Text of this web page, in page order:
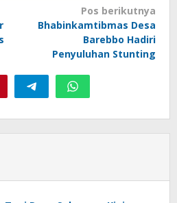
Pos berikutnya
Bhabinkamtibmas Desa
Barebbo Hadiri
Penyuluhan Stunting